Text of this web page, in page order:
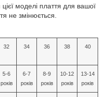
моделі плаття для вашої
не змінюється.
32 34 36 38 40
5-6
років
6-7
років
8-9
років
10-12
років
13-14
років